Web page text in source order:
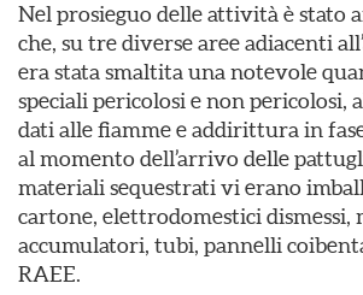
Nel prosieguo delle attività è stato
che, su tre diverse aree adiacenti
era stata smaltita una notevole
speciali pericolosi e non pericolosi,
dati alle fiamme e addirittura in
al momento dell’arrivo delle
materiali sequestrati vi erano
cartone, elettrodomestici dismessi,
accumulatori, tubi, pannelli
RAEE.